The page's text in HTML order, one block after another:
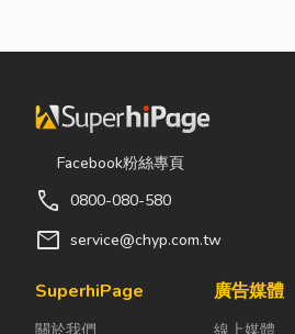
公室時，常覺
缺東西時「壞
什麼補什麼」
就好，但這種
花了大錢，卻
換來員工抱怨
辦公室空間設
的融資方式，
能取得資金應
依承作單位不
為證券公司的
Facebook粉絲專頁
call 0800-080-580
mail service@chyp.com.tw
SuperhiPage
關於我們
廣告媒體
線上媒體